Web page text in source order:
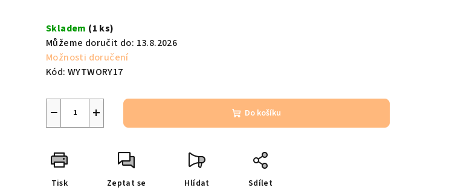
cena:
Skladem (1 ks)
Můžeme doručit do: 13.8.2026
Možnosti doručení
Kód: WYTWORY17
+
− Do košíku
Tisk Zeptat se Hlídat Sdílet